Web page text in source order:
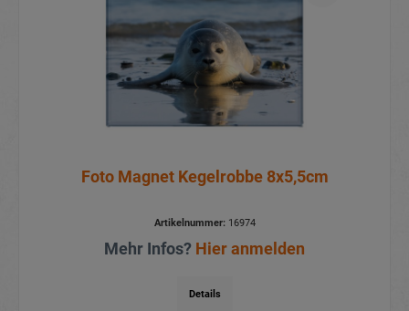
Foto Magnet Kegelrobbe 8x5,5cm
Artikelnummer:16974
Mehr Infos? Hier anmelden
Details